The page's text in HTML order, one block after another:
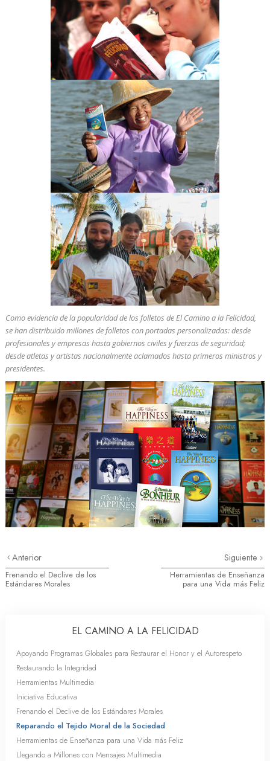
Como evidencia de la popularidad de los folletos deEl Camino a la Felicidad,
se han distribuido millones de folletos con portadas personalizadas: desde
profesionales y empresas hasta gobiernos civiles y fuerzas de seguridad;
desde atletas y artistas nacionalmente aclamados hasta primeros ministros y
presidentes.
Anterior
Frenando el Declive de los
Estándares Morales
Siguiente
Herramientas de Enseñanza
para una Vida más Feliz
EL CAMINO A LA FELICIDAD
Apoyando Programas Globales para Restaurar el Honor y el Autorespeto
Restaurando la Integridad
Herramientas Multimedia
Iniciativa Educativa
Frenando el Declive de los Estándares Morales
Reparando el Tejido Moral de la Sociedad
Herramientas de Enseñanza para una Vida más Feliz
Llegando a Millones con Mensajes Multimedia